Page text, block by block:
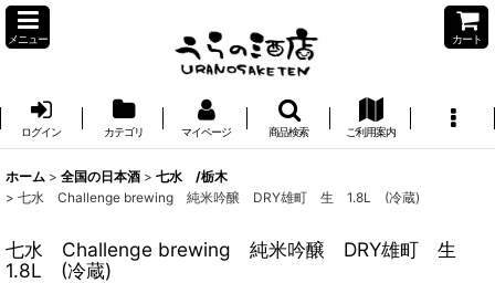
メニュー カート
ログイン カテゴリ マイページ 商品検索 ご利用案内
ホーム > 全国の日本酒 > 七水 /栃木
> 七水 Challenge brewing 純米吟醸 DRY雄町 生 1.8L (冷蔵)
七水 Challenge brewing 純米吟醸 DRY雄町 生
1.8L (冷蔵)